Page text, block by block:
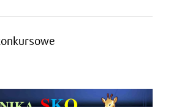
w
nowym
oknie